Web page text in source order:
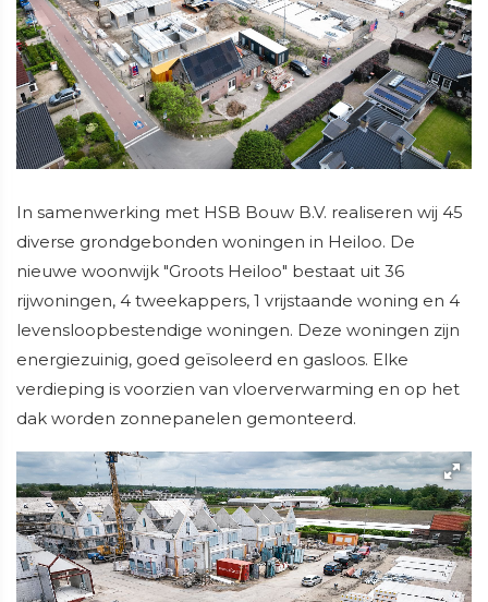
In samenwerking met HSB Bouw B.V. realiseren wij 45
diverse grondgebonden woningen in Heiloo. De
nieuwe woonwijk "Groots Heiloo" bestaat uit 36
rijwoningen, 4 tweekappers, 1 vrijstaande woning en 4
levensloopbestendige woningen. Deze woningen zijn
energiezuinig, goed geïsoleerd en gasloos. Elke
verdieping is voorzien van vloerverwarming en op het
dak worden zonnepanelen gemonteerd.